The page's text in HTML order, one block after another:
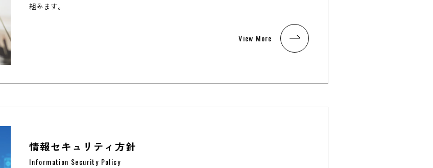
組みます。
View More
情報セキュリティ方針
Information Security Policy